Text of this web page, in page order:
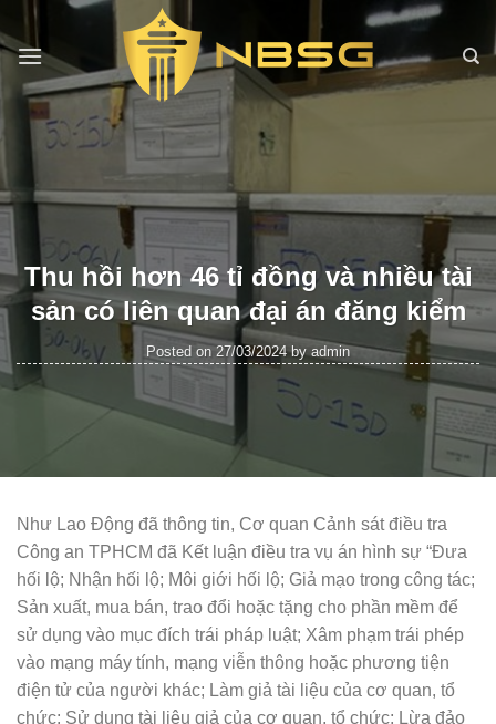
to
content
Thu hồi hơn 46 tỉ đồng và nhiều tài
sản có liên quan đại án đăng kiểm
Posted on 27/03/2024 by admin
Như Lao Động đã thông tin, Cơ quan Cảnh sát điều tra
Công an TPHCM đã Kết luận điều tra vụ án hình sự “Đưa
hối lộ; Nhận hối lộ; Môi giới hối lộ; Giả mạo trong công tác;
Sản xuất, mua bán, trao đổi hoặc tặng cho phần mềm để
sử dụng vào mục đích trái pháp luật; Xâm phạm trái phép
vào mạng máy tính, mạng viễn thông hoặc phương tiện
điện tử của người khác; Làm giả tài liệu của cơ quan, tổ
chức; Sử dụng tài liệu giả của cơ quan, tổ chức; Lừa đảo